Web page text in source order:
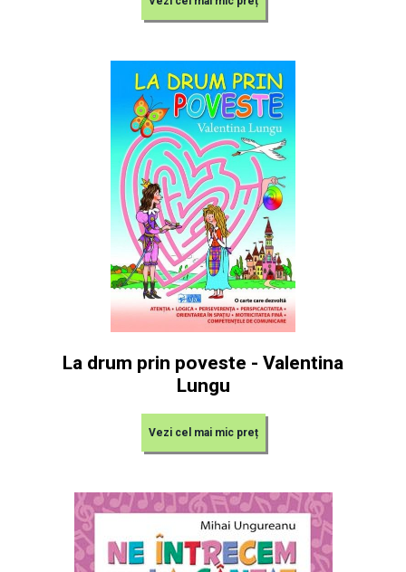
La drum prin poveste - Valentina
Lungu
Vezi cel mai mic preț